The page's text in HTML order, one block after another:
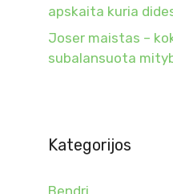
apskaita kuria
Joser maistas –
subalansuota
Kategorijos